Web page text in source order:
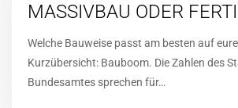
MASSIVBAU ODER
Welche Bauweise passt am besten auf
Kurzübersicht: Bauboom. Die Zahlen des
Bundesamtes sprechen für…